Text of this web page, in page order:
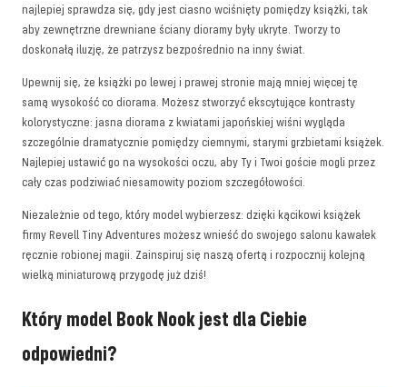
najlepiej sprawdza się, gdy jest ciasno wciśnięty pomiędzy książki, tak
aby zewnętrzne drewniane ściany dioramy były ukryte. Tworzy to
doskonałą iluzję, że patrzysz bezpośrednio na inny świat.
Upewnij się, że książki po lewej i prawej stronie mają mniej więcej tę
samą wysokość co diorama. Możesz stworzyć ekscytujące kontrasty
kolorystyczne: jasna diorama z kwiatami japońskiej wiśni wygląda
szczególnie dramatycznie pomiędzy ciemnymi, starymi grzbietami książek.
Najlepiej ustawić go na wysokości oczu, aby Ty i Twoi goście mogli przez
cały czas podziwiać niesamowity poziom szczegółowości.
Niezależnie od tego, który model wybierzesz: dzięki kącikowi książek
firmy Revell Tiny Adventures możesz wnieść do swojego salonu kawałek
ręcznie robionej magii. Zainspiruj się naszą ofertą i rozpocznij kolejną
wielką miniaturową przygodę już dziś!
Który model Book Nook jest dla Ciebie
odpowiedni?